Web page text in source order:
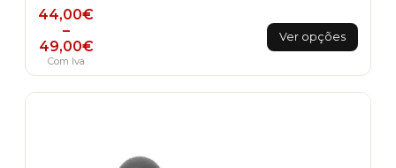
44,00€
–
49,00€
Price range: 44,00€ through 49,00€
Com Iva
Ver opções
This
product
multiple
variants.